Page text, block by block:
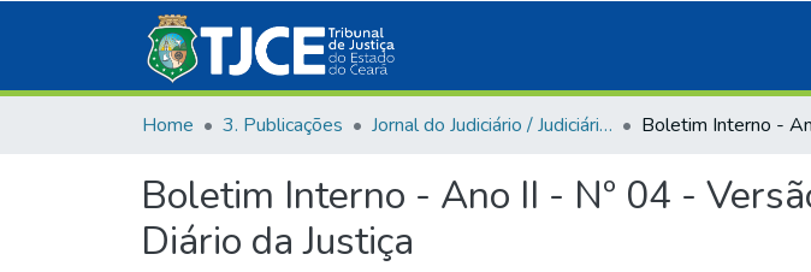
Home 3. Publicações Jornal do Judiciário / Judiciário em Revista / Judiciário em Foco / Boletim TJCE
Boletim Interno - Ano II - Nº 04 -
Diário da Justiça